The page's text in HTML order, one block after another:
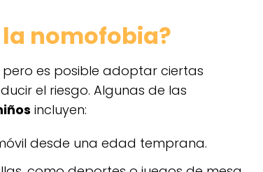
nomofobia?
es posible adoptar ciertas
el riesgo. Algunas de las
incluyen:
desde una edad temprana.